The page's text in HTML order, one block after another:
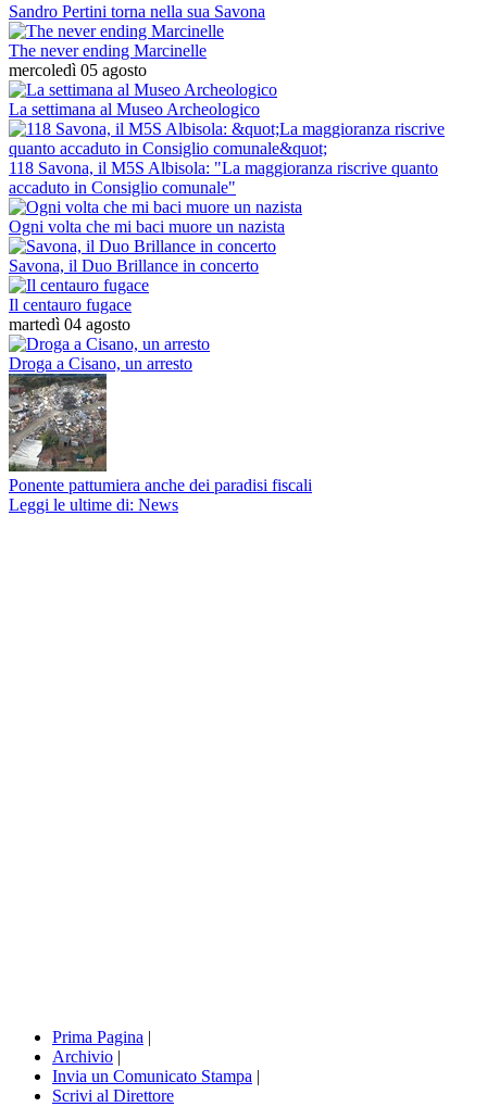
Sandro Pertini torna nella sua Savona
The never ending Marcinelle
mercoledì 05 agosto
La settimana al Museo Archeologico
118 Savona, il M5S Albisola: "La maggioranza riscrive quanto
accaduto in Consiglio comunale"
Ogni volta che mi baci muore un nazista
Savona, il Duo Brillance in concerto
Il centauro fugace
martedì 04 agosto
Droga a Cisano, un arresto
Ponente pattumiera anche dei paradisi fiscali
Leggi le ultime di: News
Prima Pagina |
Archivio |
Invia un Comunicato Stampa |
Scrivi al Direttore